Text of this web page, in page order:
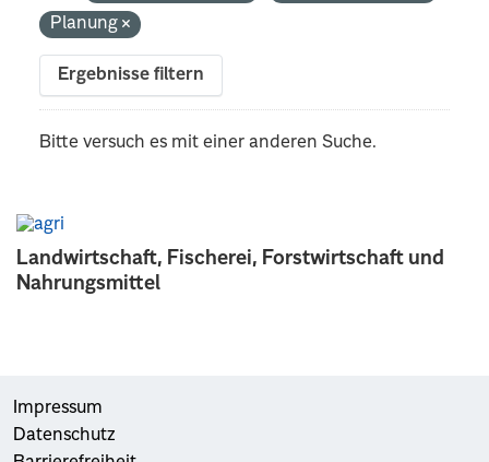
Landwirtschaft, Fischerei, Forstwirtschaft und
Nahrungsmittel
Planung
Ergebnisse filtern
Bitte versuch es mit einer anderen Suche.
Impressum
Datenschutz